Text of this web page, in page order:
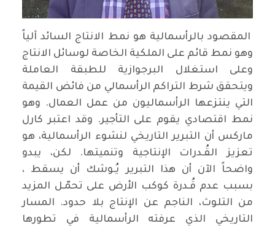
المقصود بالرأسمالية هو نمط الانتاج السائد آلياً
وهو نمط قائم على الملكية الخاصة لوسائل الانتاج
وعلى استغلال البرجوازية للطبقة العاملة
ويتحقق شرط التراكم الرأسمالي من فائض القيمة
التي ينتزعها الرأسماليون من عمل العمال. وهو
نمط اقتصادي يقوم على التأجير. وقد اعتبر كارل
ماركس أن التبرير التاريخي لنشوء الرأسمالية، هو
تعزيز القُـدرات الإنتاجية وتنميتها. لكن، يبدو
واضحاً الآن أن هذا التبرير يُـوشك أن يسقط ،
بسبب عدم قُـدرة كوكب الأرض على تحمّـل المزيد
من التلوث، الناجم عن الإنتاج بلا حدود. المسار
التاريخي الذي عرفته الرأسمالية في تطورها